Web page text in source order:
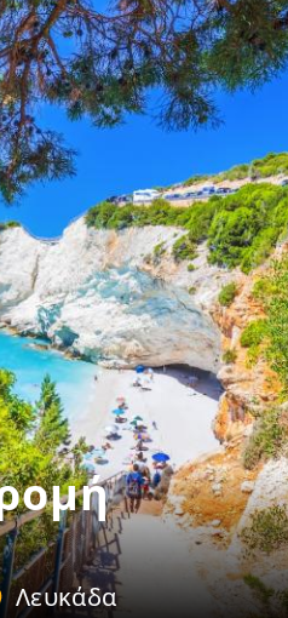
Λευκάδα